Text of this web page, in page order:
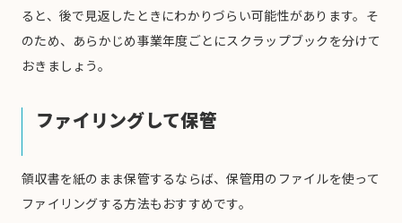
ると、後で見返したときにわかりづらい可能性があります。そ
のため、あらかじめ事業年度ごとにスクラップブックを分けて
おきましょう。
ファイリングして保管
領収書を紙のまま保管するならば、保管用のファイルを使って
ファイリングする方法もおすすめです。